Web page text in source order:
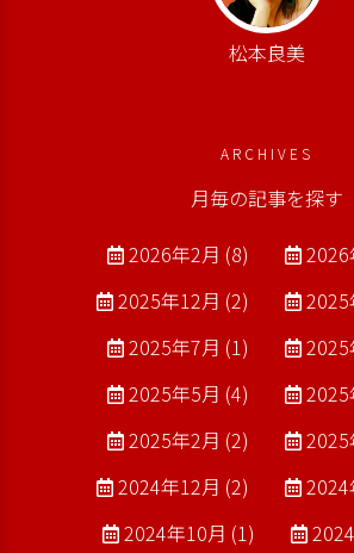
松本良美
ARCHIVES
月毎の記事を探す
2026年2月 (8)
2026
2025年12月 (2)
2025
2025年7月 (1)
2025
2025年5月 (4)
2025
2025年2月 (2)
2025
2024年12月 (2)
2024
2024年10月 (1)